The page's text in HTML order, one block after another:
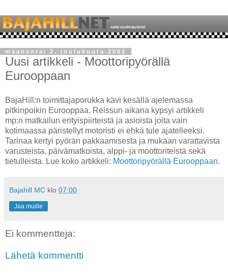
maanantai 2. joulukuuta 2002
Uusi artikkeli - Moottoripyörällä
Eurooppaan
BajaHill:n toimittajaporukka kävi kesällä ajelemassa
pitkinpoikin Eurooppaa. Reissun aikana kypsyi artikkeli
mp:n matkailun erityispiirteistä ja asioista joita vain
kotimaassa päristellyt motoristi ei ehkä tule ajatelleeksi.
Tarinaa kertyi pyörän pakkaamisesta ja mukaan varattavista
varusteista, päivämatkoista, alppi- ja moottoriteistä sekä
tietulleista. Lue koko artikkeli: Moottoripyörällä Eurooppaan.
Bajahill MC klo 07:00
Jaa muille
Ei kommentteja:
Lähetä kommentti